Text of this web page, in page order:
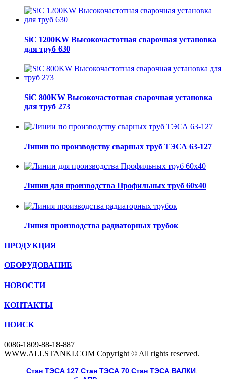
SiC 1200KW Высокочастотная сварочная установка
для труб 630
SiC 800KW Высокочастотная сварочная установка
для труб 273
Линии по производству сварных труб ТЭСА 63-127
Линии для производства Профильных труб 60х40
Линия производства радиаторных трубок
ПРОДУКЦИЯ
ОБОРУДОВАНИЕ
НОВОСТИ
КОНТАКТЫ
ПОИСК
0086-1809-88-18-887
WWW.ALLSTANKI.COM Copyright © All rights reserved.
Cтан ТЭСА 127 Cтан ТЭСА 70 Cтан ТЭСА ВАЛКИ